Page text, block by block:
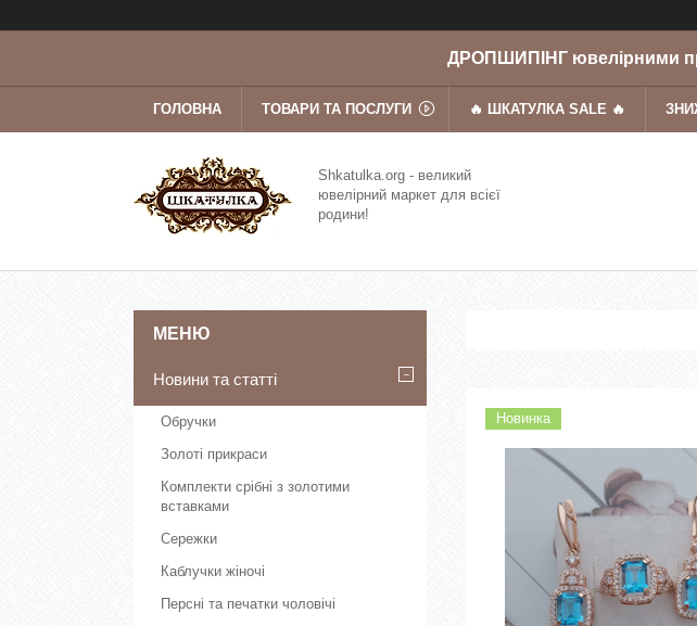
ДРОПШИПІНГ ювелірними
ГОЛОВНА ТОВАРИ ТА ПОСЛУГИ 🔥 ШКАТУЛКА SALE 🔥
Shkatulka.org - великий
ювелірний маркет для всієї
родини!
Новинка
Новини та статті
Обручки
Золоті прикраси
Комплекти срібні з золотими
вставками
Сережки
Каблучки жіночі
Персні та печатки чоловічі